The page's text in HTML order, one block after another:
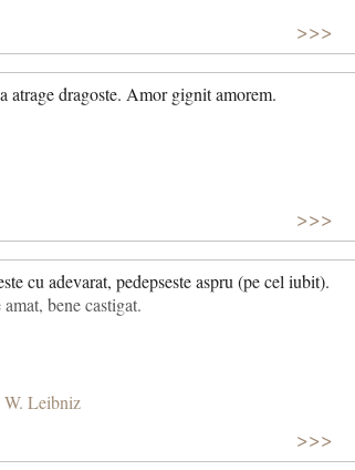
>>>
atrage dragoste. Amor gignit amorem.
>>>
cu adevarat, pedepseste aspru (pe cel iubit).
bene castigat.
Leibniz
>>>